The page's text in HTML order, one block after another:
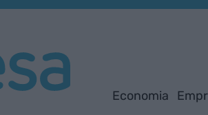
Economia